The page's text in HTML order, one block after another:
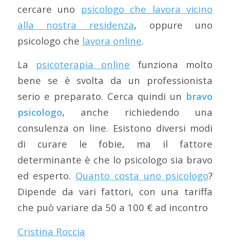
cercare uno psicologo che lavora vicino
alla nostra residenza, oppure uno
psicologo che lavora online.
La psicoterapia online funziona molto
bene se è svolta da un professionista
serio e preparato. Cerca quindi un bravo
psicologo, anche richiedendo una
consulenza on line. Esistono diversi modi
di curare le fobie, ma il fattore
determinante è che lo psicologo sia bravo
ed esperto. Quanto costa uno psicologo?
Dipende da vari fattori, con una tariffa
che può variare da 50 a 100 € ad incontro
Cristina Roccia